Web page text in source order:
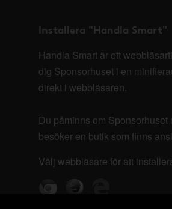
Installera "Handla Smart"
Handla Smart är ett
dig Sponsorhuset i en
direkt i webbläsaren.
Du påminns om Sponsorhuset
besöker en butik som finns
Välj webbläsare för att